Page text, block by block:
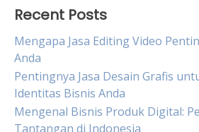
Recent Posts
Mengapa Jasa Editing Video
Anda
Pentingnya Jasa Desain Grafis
Identitas Bisnis Anda
Mengenal Bisnis Produk Digital:
Tantangan di Indonesia